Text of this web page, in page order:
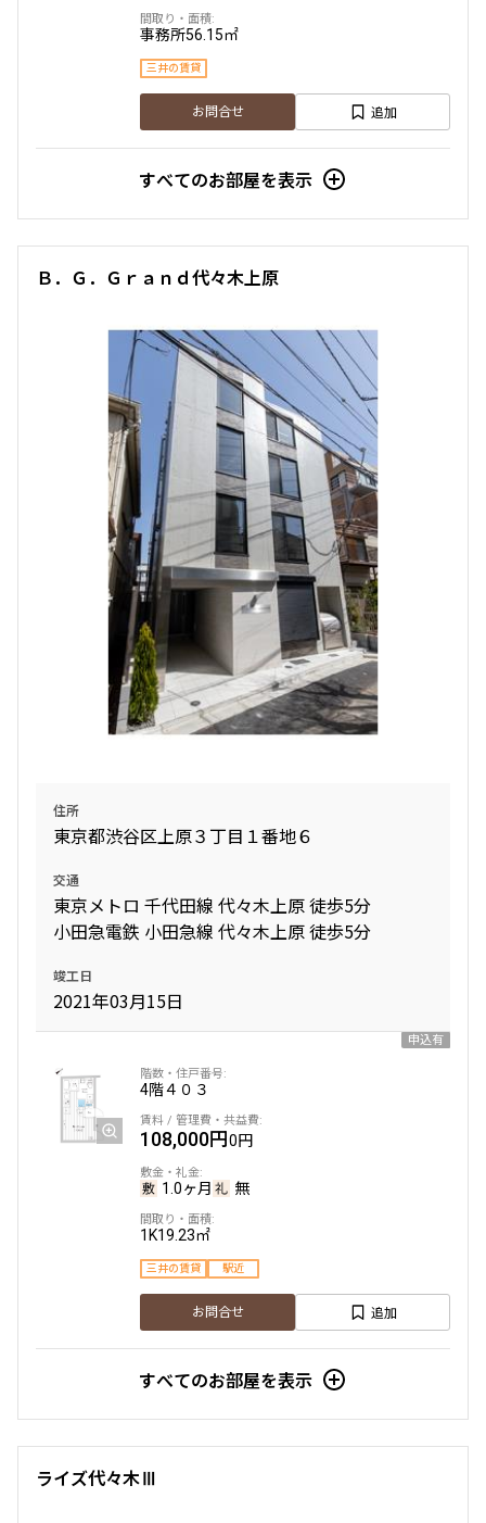
事務所56.15㎡
三井の賃貸
お問合せ 追加
すべてのお部屋を表示
Ｂ．Ｇ．Ｇｒａｎｄ代々木上原
住所
東京都渋谷区上原３丁目１番地６
交通
東京メトロ 千代田線 代々木上原 徒歩5分
小田急電鉄 小田急線 代々木上原 徒歩5分
竣工日
2021年03月15日
申込有
4階４０３
108,000円0円
1.0ヶ月 無
1K19.23㎡
三井の賃貸 駅近
お問合せ 追加
すべてのお部屋を表示
ライズ代々木Ⅲ